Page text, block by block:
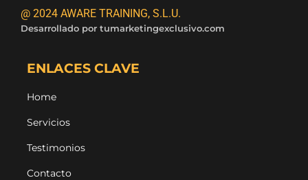
@ 2024 AWARE TRAINING, S.L.U.
Desarrollado por tumarketingexclusivo.com
ENLACES CLAVE
Home
Servicios
Testimonios
Contacto